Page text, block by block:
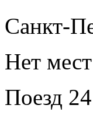
Санкт-
Нет мест
Поезд